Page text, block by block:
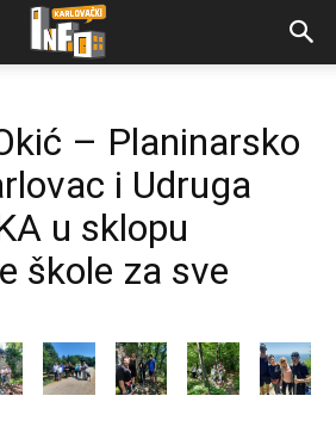
– Planinarsko
i Udruga
u sklopu
škole za sve